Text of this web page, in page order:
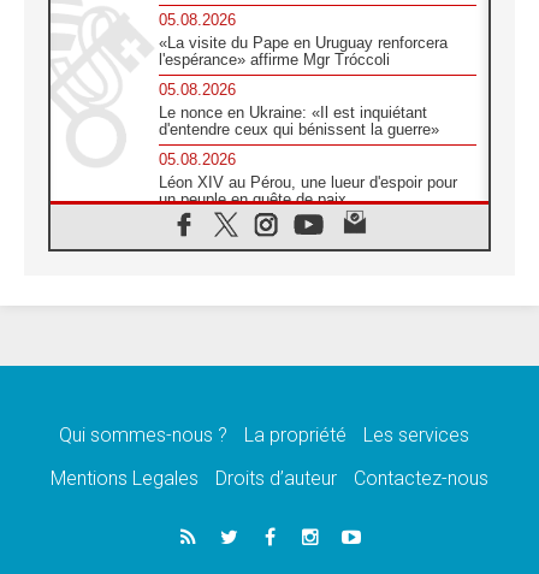
05.08.2026
«La visite du Pape en Uruguay renforcera
l'espérance» affirme Mgr Tróccoli
05.08.2026
Le nonce en Ukraine: «Il est inquiétant
d'entendre ceux qui bénissent la guerre»
05.08.2026
Léon XIV au Pérou, une lueur d'espoir pour
un peuple en quête de paix
05.08.2026
SCEAM: L'Église en Afrique vers
en Argentine et au Pérou
Audience générale: la prière est un acte
04.08.2026
Léon XIV invite les Chevaliers de Colomb à
Qui sommes-nous ? La propriété
Les services
Mentions Legales
Droits d’auteur Contactez-nous